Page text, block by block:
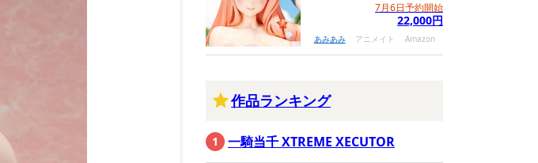
7月6日予約開始
22,000円
あみあみ アニメイト Amazon
作品ランキング
一騎当千 XTREME XECUTOR